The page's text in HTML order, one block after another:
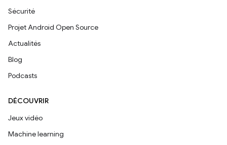
Sécurité
Projet Android Open Source
Actualités
Blog
Podcasts
DÉCOUVRIR
Jeux vidéo
Machine learning